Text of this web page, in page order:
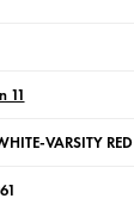
11
VARSITY RED